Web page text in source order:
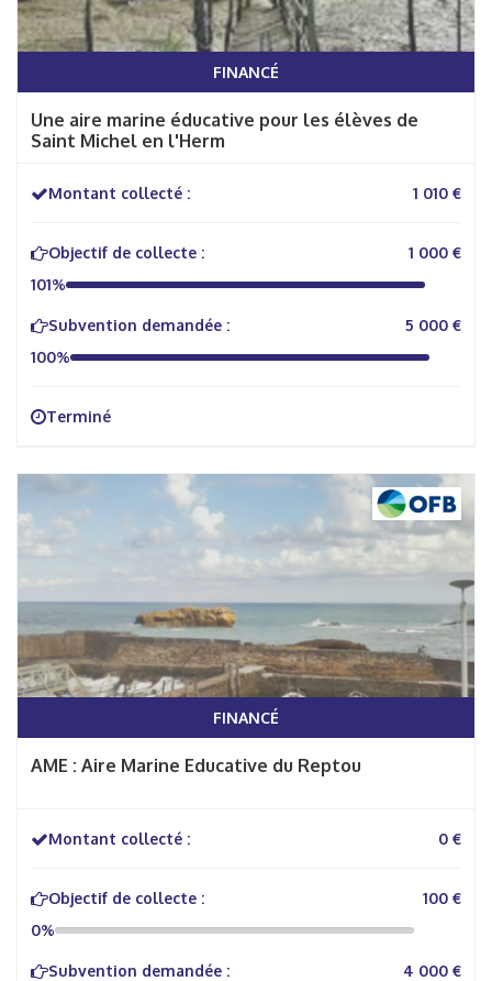
FINANCÉ
Une aire marine éducative pour les élèves de
Saint Michel en l'Herm
Montant collecté : 1 010 €
Objectif de collecte :
1 000 €
101%
Subvention demandée :
5 000 €
100%
Terminé
FINANCÉ
AME : Aire Marine Educative du Reptou
Montant collecté : 0 €
Objectif de collecte :
100 €
0%
Subvention demandée :
4 000 €